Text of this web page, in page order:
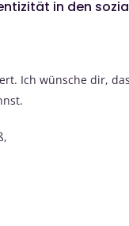
in den
Ich wünsche dir,